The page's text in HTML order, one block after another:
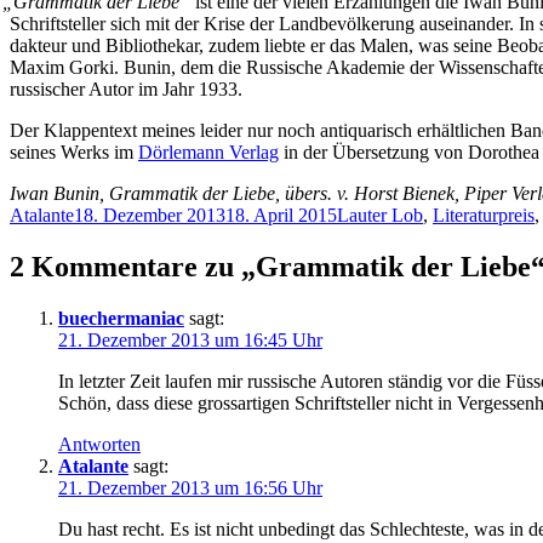
Schrift­stel­ler sich mit der Kri­se der Land­be­völ­ke­rung aus­ein­an­der.
dak­teur und Bi­blio­the­kar, zu­dem lieb­te er das Ma­len, was sei­ne
Ma­xim Gor­ki. Bu­nin, dem die Rus­si­sche Aka­de­mie der
rus­si­scher Au­tor im Jahr 1933.
Der Klap­pen­text mei­nes lei­der nur noch an­ti­qua­risch er­hält­li­chen
sei­nes Werks im Dör­le­mann Ver­lag in der Über­set­zung von Do­ro­thea
Iwan Bu­nin, Gram­ma­tik der Lie­be, übers. v. Horst Bie­nek, Pi­per
Autor
AtalanteVeröffentlicht
18. Dezember 201318. April 2015Kategorien
Lauter Lob, Literaturpreis,
2 Kommentare zu „Grammatik der
buechermaniac sagt:
21. Dezember 2013 um 16:45 Uhr
In letz­ter Zeit lau­fen mir rus­si­sche Au­toren stän­dig vor die
Schön, dass die­se gross­ar­ti­gen Schrift­stel­ler nicht in
Antworten
Atalante sagt:
21. Dezember 2013 um 16:56 Uhr
Du hast recht. Es ist nicht un­be­dingt das Schlech­tes­te, was in